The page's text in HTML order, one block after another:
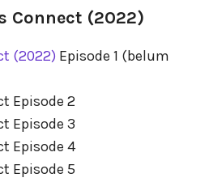
Connect (2022)
(2022) Episode 1 (belum
Episode 2
Episode 3
Episode 4
Episode 5